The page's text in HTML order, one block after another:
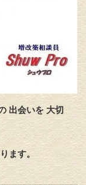
出会いを 大切
ます。